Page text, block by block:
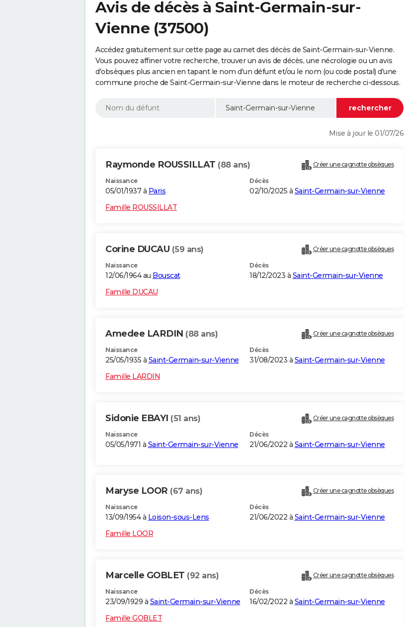
Avis de décès à Saint-Germain-sur-
Vienne (37500)
Accédez gratuitement sur cette page au carnet des décès de Saint-Germain-sur-Vienne.
Vous pouvez affiner votre recherche, trouver un avis de décès, une nécrologie ou un avis
d'obsèques plus ancien en tapant le nom d'un défunt et/ou le nom (ou code postal) d'une
commune proche de Saint-Germain-sur-Vienne dans le moteur de recherche ci-dessous.
Mise à jour le 01/07/26
Raymonde ROUSSILLAT (88 ans) Créer une cagnotte obsèques
Naissance
05/01/1937 à Paris
Décès
02/10/2025 à Saint-Germain-sur-Vienne
Famille ROUSSILLAT
Corine DUCAU (59 ans) Créer une cagnotte obsèques
Naissance
12/06/1964 au Bouscat
Décès
18/12/2023 à Saint-Germain-sur-Vienne
Famille DUCAU
Amedee LARDIN (88 ans) Créer une cagnotte obsèques
Naissance
25/05/1935 à Saint-Germain-sur-Vienne
Décès
31/08/2023 à Saint-Germain-sur-Vienne
Famille LARDIN
Sidonie EBAYI (51 ans) Créer une cagnotte obsèques
Naissance
05/05/1971 à Saint-Germain-sur-Vienne
Décès
21/06/2022 à Saint-Germain-sur-Vienne
Maryse LOOR (67 ans) Créer une cagnotte obsèques
Naissance
13/09/1954 à Loison-sous-Lens
Décès
21/06/2022 à Saint-Germain-sur-Vienne
Famille LOOR
Marcelle GOBLET (92 ans) Créer une cagnotte obsèques
Naissance
23/09/1929 à Saint-Germain-sur-Vienne
Décès
16/02/2022 à Saint-Germain-sur-Vienne
Famille GOBLET